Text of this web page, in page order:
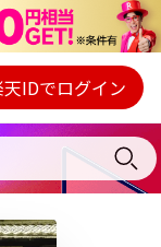
プレイヤー
容の確認・変更
IDでログイン